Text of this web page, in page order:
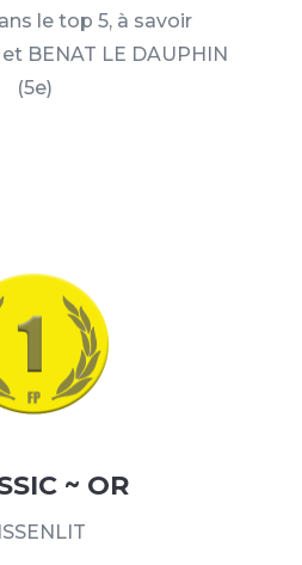
le top 5, à savoir
BENAT LE DAUPHIN
(5e)
~ OR